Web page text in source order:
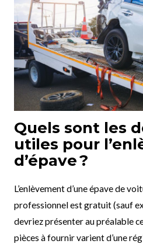
Quels sont les
utiles pour
d’épave ?
L’enlèvement d’une épave de
professionnel est gratuit (sauf
devriez présenter au préalable
pièces à fournir varient d’une